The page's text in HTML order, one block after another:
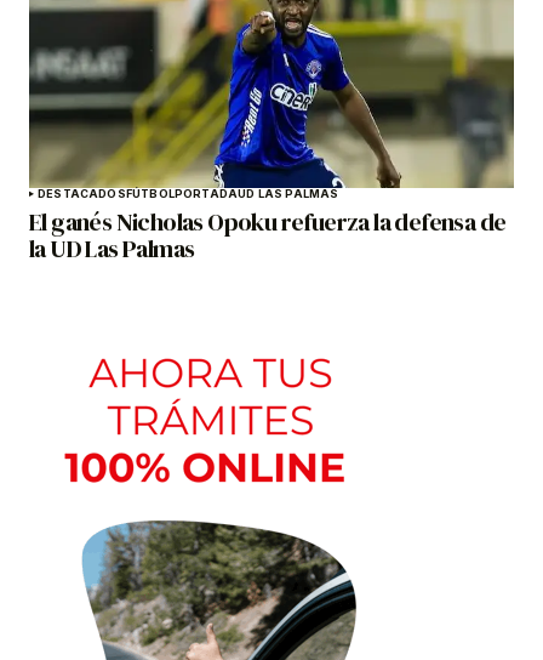
DESTACADOS FÚTBOLPORTADAUD LAS PALMAS
El ganés Nicholas Opoku refuerza la defensa de
la UD Las Palmas